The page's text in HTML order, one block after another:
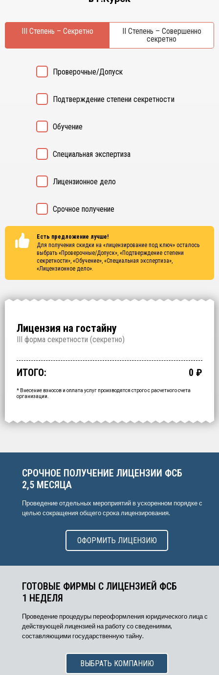
Л
Липецк
М
Магнитогорск
Махачкала
Мурманск
Н
Набережные Челны
Нижний Новгород
Нижний Тагил
Новосибирск
Хабаровск
III Степень – Секретно
II Степень – Совершенно
секретно
Проверочные/Допуск
Подтверждение степени секретности
Обучение
Специальная экспертиза
Лицензионное дело
Срочное получение
Есть предложение лучше!
Для получения скидки на «лицензирование под ключ» осталось
выбрать «Проверочные/Допуск», «Подтверждение степени
секретности», «Обучение», «Специальная экспертиза»,
«Лицензионное дело».
Лицензия на гостайну
III форма секретности (секретно)
Проверочные/Допуск
150 000 ₽
срок: 2.5 месяца
Подтверждение степени секретности 1 000 000 ₽
срок: 2 недели
Обучение 60 000 ₽
срок: 2 недели
Специальная экспертиза 200 000 ₽
срок: 2 недели
Лицензионное дело 250 000 ₽
срок: 2 месяца
Срочное получение 700 000 ₽
Промежуточный итог:
15000 ₽
Ваша персональна скидка
-15000
ИТОГО: 0 ₽
* Внесение взносов и оплата услуг производятся строго с расчетного счета
организации.
ОФОРМИТЬ ЗА 1 ДЕНЬ
СРОЧНОЕ ПОЛУЧЕНИЕ ЛИЦЕНЗИИ ФСБ
2,5 МЕСЯЦА
Проведение отдельных мероприятий в ускоренном порядке с
целью сокращения общего срока лицензирования.
ОФОРМИТЬ ЛИЦЕНЗИЮ
ГОТОВЫЕ ФИРМЫ С ЛИЦЕНЗИЕЙ ФСБ
1 НЕДЕЛЯ
Проведение процедуры переоформления юридического лица с
действующей лицензией на работу со сведениями,
составляющими государственную тайну.
ВЫБРАТЬ КОМПАНИЮ